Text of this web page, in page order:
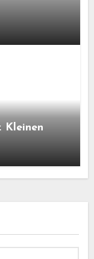
Kleinen